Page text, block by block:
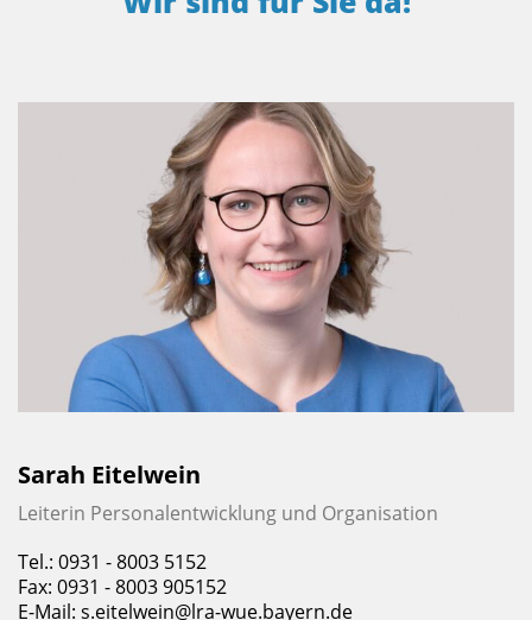
Sarah Eitelwein
Leiterin Personal­entwicklung und Organisation
Tel.: 0931 - 8003 5152
Fax: 0931 - 8003 905152
E-Mail: s.eitelwein@lra-wue.bayern.de